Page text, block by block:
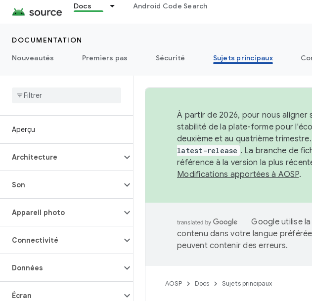
Docs Android Code Search
DOCUMENTATION
Nouveautés
Premiers pas Sécurité Sujets principaux
Aperçu
Architecture
Son
Appareil photo
Connectivité
Données
Écran
À partir de 2026, pour nous
stabilité de la plate-forme pour
deuxième et au quatrième
latest-release . La branche de
référence à la version la plus
Modifications apportées à AOSP.
Google utilise
contenu dans votre langue
peuvent contenir des erreurs.
AOSP Docs Sujets principaux